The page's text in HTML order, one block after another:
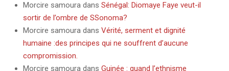
Morcire samoura dans Sénégal: Diomaye Faye veut-il
sortir de l’ombre de SSonoma?
Morcire samoura dans Vérité, serment et dignité
humaine :des principes qui ne souffrent d’aucune
compromission.
Morcire samoura dans Guinée : quand l’ethnisme